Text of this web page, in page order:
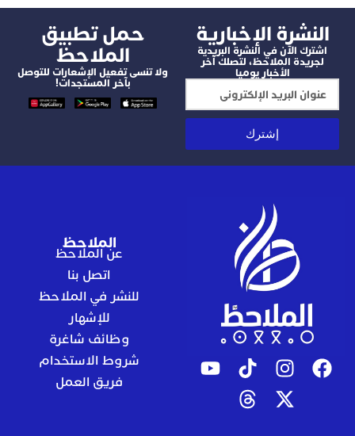
الإخبارية
الآن في النشرة البريدية
الملاحظ، لتصلك آخر
الأخبار يوميا
‫حمل تطبيق
الملاحظ
ولا تنسى تفعيل الإشعارات للتوصل
بآخر المستجدات!
الملاحظ
عن الملاحظ
للنشر في الملاحظ
وظائف شاغرة
شروط الاستخدام
فريق العمل